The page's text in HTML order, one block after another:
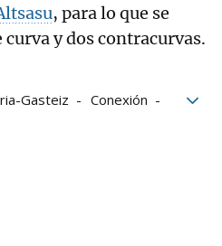
, para lo que se
y dos contracurvas.
Gasteiz
Conexión